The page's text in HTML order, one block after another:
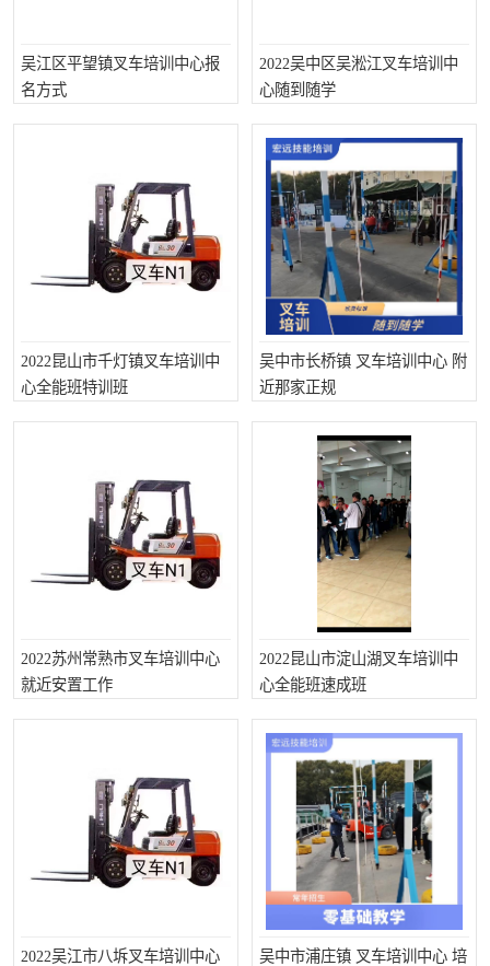
吴江区平望镇叉车培训中心报
名方式
2022吴中区吴淞江叉车培训中
心随到随学
2022昆山市千灯镇叉车培训中
心全能班特训班
吴中市长桥镇 叉车培训中心 附
近那家正规
2022苏州常熟市叉车培训中心
就近安置工作
2022昆山市淀山湖叉车培训中
心全能班速成班
2022吴江市八坼叉车培训中心
吴中市浦庄镇 叉车培训中心 培